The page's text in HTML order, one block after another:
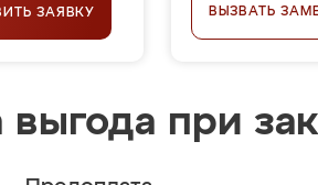
ЗАЯВКУ ВЫЗВАТЬ
выгода при